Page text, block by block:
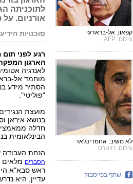
לתוכניתה
אורניום.
סוכנויות
רגע לפני
הארגון
לאנרגיה
מוחמד אל-
הסתיר מידע
"פוליטי".
מועצת
בנושא איראן
חדלה
הבינלאומית
הנחת העבודה
הסברים מלאים
ראש סבא"א
עדיין, היא
קפאון. אל-בראדעי
צילום: AFP
לא משיב. אחמדינג'אד
צילום: רויטרס
שתף בפייסבוק